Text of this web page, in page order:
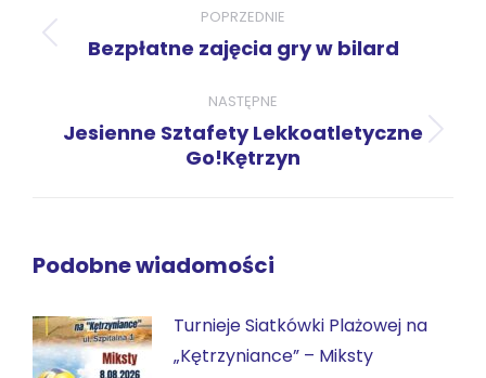
wpisów
POPRZEDNIE
Poprzedni
Bezpłatne zajęcia gry w bilard
NASTĘPNE
Następny
wpis:
Jesienne Sztafety Lekkoatletyczne
Go!Kętrzyn
Podobne wiadomości
Turnieje Siatkówki Plażowej na
„Kętrzyniance” – Miksty